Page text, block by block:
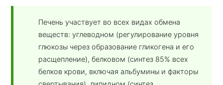
Печень участвует во всех видах обмена
веществ: углеводном (регулирование уровня
глюкозы через образование гликогена и его
расщепление), белковом (синтез 85% всех
белков крови, включая альбумины и факторы